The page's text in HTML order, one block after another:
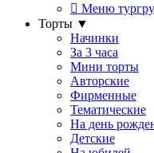
Меню
Торты ▼
Начинки
За 3 часа
Мини торты
Авторские
Фирменные
Тематические
На день
Детские